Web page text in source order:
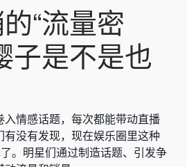
“流量密
子是不是也
情感话题，每次都能带动直播
没有发现，现在娱乐圈里这种
。明星们通过制造话题、引发争